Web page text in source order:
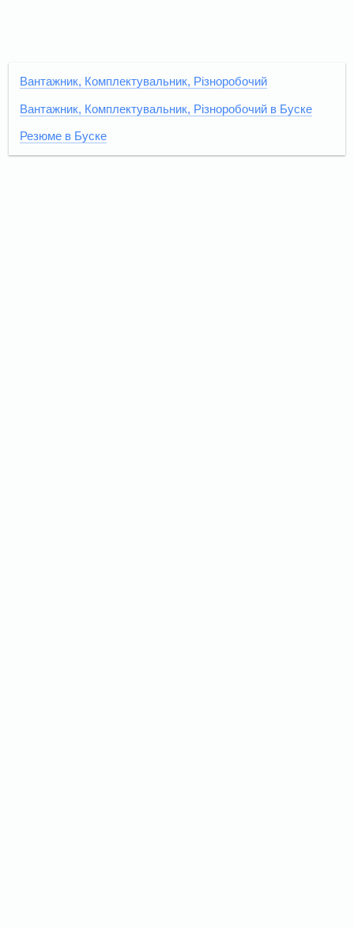
Вантажник, Комплектувальник, Різноробочий
Вантажник, Комплектувальник, Різноробочий в Буске
Резюме в Буске